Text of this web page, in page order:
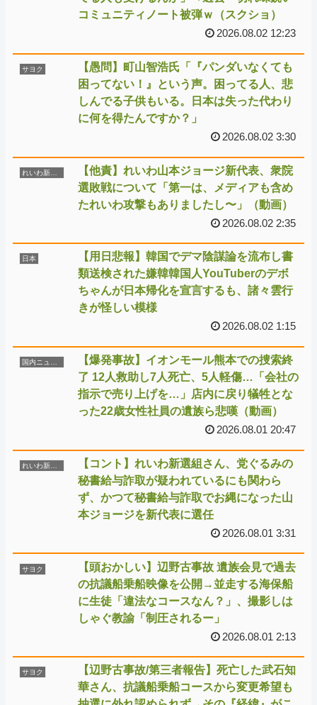
コミュニティノート被弾ｗ（スクショ）
2026.08.02 12:23
サヨク
【愚問】町山智浩氏「『パンダいなくても
困ってない！』という声。困ってる人、悲
しんでる子供もいる。日本は失った代わり
に何を得たんですか？」
2026.08.02 3:30
【他責】れいわ山本ジョージ新代表、衆院
選敗戦について「第一は、メディアも含め
たれいわ攻撃もありましたし〜」（動画）
2026.08.02 2:35
日本
【用日悲報】韓国でデマ陰謀論を流布し書
類送検された嫌韓韓国人YouTuberのデボ
ちゃんが日本帰化を宣言するも、諸々雲行
きが怪しい模様
2026.08.02 1:15
【爆発事故】イオンモール熊本での捜索終
了 12人救助し7人死亡、5人軽傷…「会社の
指示で売り上げを…」店内に戻り犠牲とな
った22歳女性社員の遺族ら悲嘆（動画）
2026.08.01 20:47
【コント】れいわ新選組さん、党ぐるみの
秘書給与詐取が疑われているにも関わら
ず、かつて秘書給与詐取でお縄になった山
本ジョージを新代表に選任
2026.08.01 3:31
サヨク
【頭おかしい】辺野古事故 遺族会見で過去
の抗議船乗船映像を公開→並走する海保船
に生徒「違法なコースなん？」、撮影しは
しゃぐ教諭「制圧されるー」
2026.08.01 2:13
サヨク
【辺野古事故/第三者報告】死亡した武石知
華さん、抗議船乗船コースから変更希望も